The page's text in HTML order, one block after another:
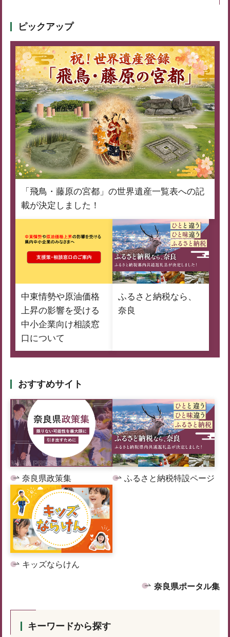
ピックアップ
「飛鳥・藤原の宮都」の世界遺産一覧表への記
載が決定しました！
中東情勢や原油価格
上昇の影響を受ける
中小企業向け相談窓
口について
ふるさと納税なら、
奈良
おすすめサイト
奈良県政策集 ふるさと納税特設ページ
キッズならけん
奈良県ポータル集
キーワードから探す